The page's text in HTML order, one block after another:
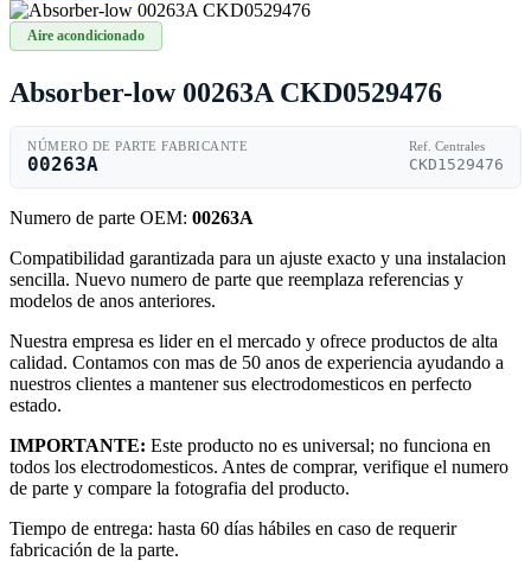
Aire acondicionado
Absorber-low 00263A CKD0529476
NÚMERO DE PARTE FABRICANTE
00263A
Ref. Centrales
CKD1529476
Numero de parte OEM: 00263A
Compatibilidad garantizada para un ajuste exacto y una instalacion
sencilla. Nuevo numero de parte que reemplaza referencias y
modelos de anos anteriores.
Nuestra empresa es lider en el mercado y ofrece productos de alta
calidad. Contamos con mas de 50 anos de experiencia ayudando a
nuestros clientes a mantener sus electrodomesticos en perfecto
estado.
IMPORTANTE: Este producto no es universal; no funciona en
todos los electrodomesticos. Antes de comprar, verifique el numero
de parte y compare la fotografia del producto.
Tiempo de entrega: hasta 60 días hábiles en caso de requerir
fabricación de la parte.